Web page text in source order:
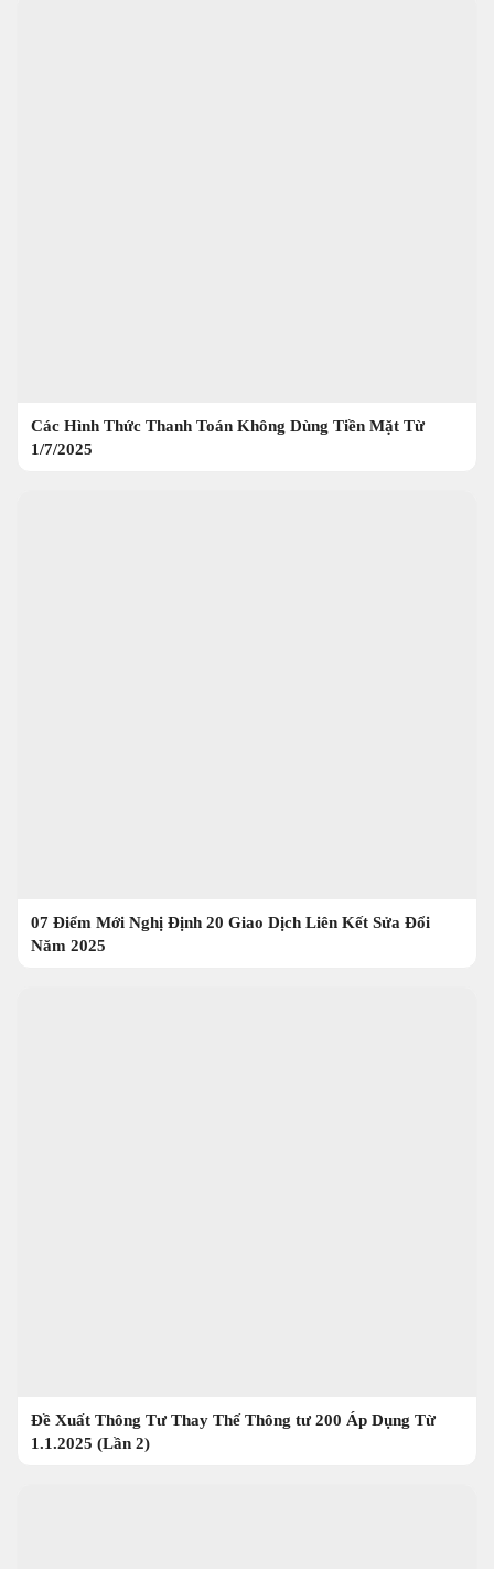
Các Hình Thức Thanh Toán Không Dùng Tiền Mặt Từ
1/7/2025
07 Điểm Mới Nghị Định 20 Giao Dịch Liên Kết Sửa Đổi
Năm 2025
Đề Xuất Thông Tư Thay Thế Thông tư 200 Áp Dụng Từ
1.1.2025 (Lần 2)